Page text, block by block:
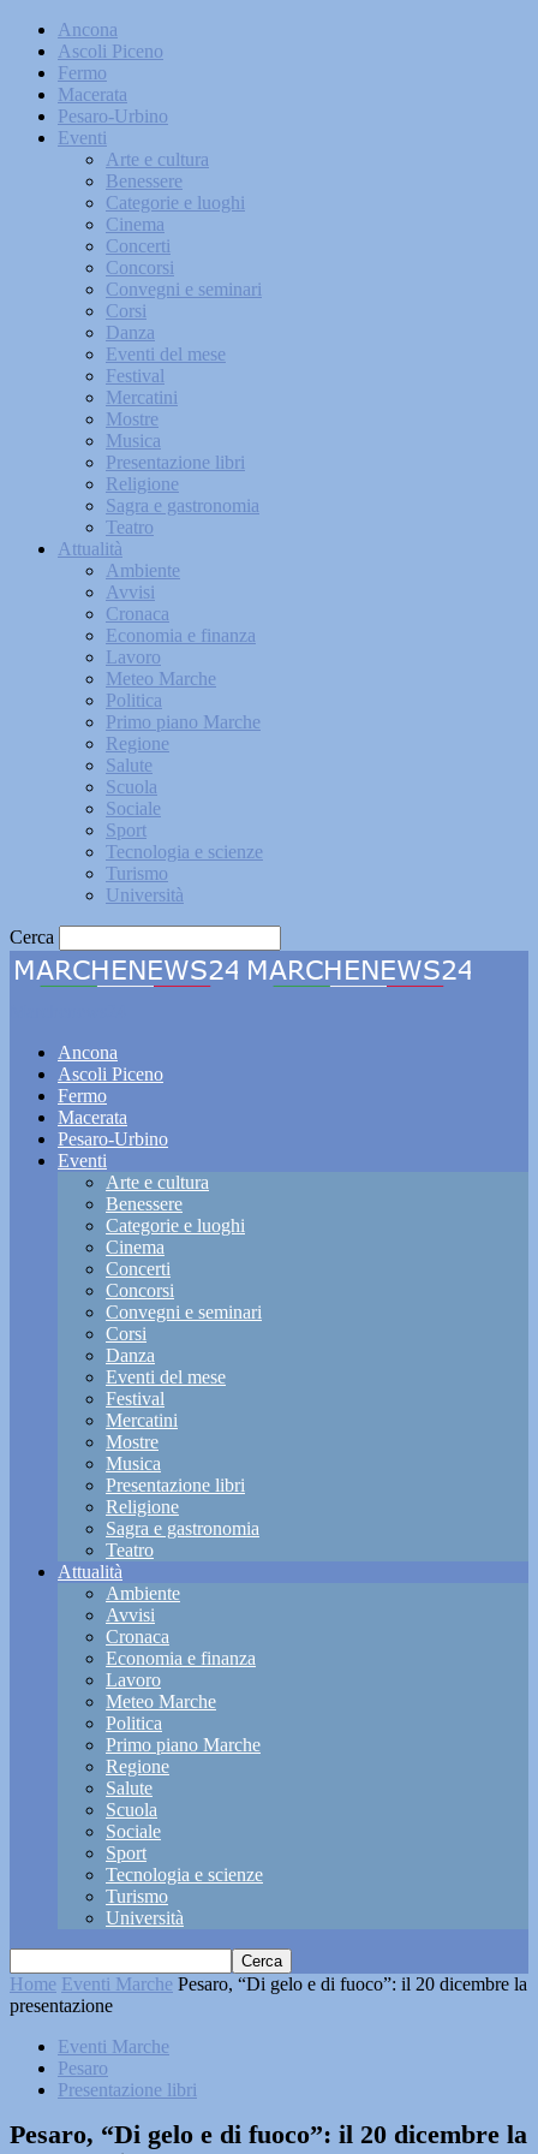
Ancona
Ascoli Piceno
Fermo
Macerata
Pesaro-Urbino
Eventi
Arte e cultura
Benessere
Categorie e luoghi
Cinema
Concerti
Concorsi
Convegni e seminari
Corsi
Danza
Eventi del mese
Festival
Mercatini
Mostre
Musica
Presentazione libri
Religione
Sagra e gastronomia
Teatro
Attualità
Ambiente
Avvisi
Cronaca
Economia e finanza
Lavoro
Meteo Marche
Politica
Primo piano Marche
Regione
Salute
Scuola
Sociale
Sport
Tecnologia e scienze
Turismo
Università
Cerca
Ancona
Ascoli Piceno
Fermo
Macerata
Pesaro-Urbino
Eventi
Arte e cultura
Benessere
Categorie e luoghi
Cinema
Concerti
Concorsi
Convegni e seminari
Corsi
Danza
Eventi del mese
Festival
Mercatini
Mostre
Musica
Presentazione libri
Religione
Sagra e gastronomia
Teatro
Attualità
Ambiente
Avvisi
Cronaca
Economia e finanza
Lavoro
Meteo Marche
Politica
Primo piano Marche
Regione
Salute
Scuola
Sociale
Sport
Tecnologia e scienze
Turismo
Università
Home Eventi Marche Pesaro, “Di gelo e di fuoco”: il 20 dicembre la
presentazione
Eventi Marche
Pesaro
Presentazione libri
Pesaro, “Di gelo e di fuoco”: il 20 dicembre la